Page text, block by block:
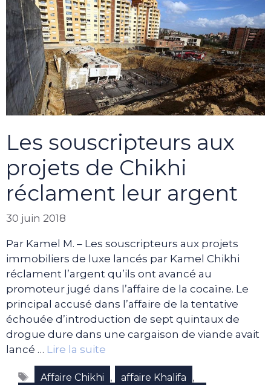
Les souscripteurs aux
projets de Chikhi
réclament leur argent
30 juin 2018
Par Kamel M. – Les souscripteurs aux projets
immobiliers de luxe lancés par Kamel Chikhi
réclament l’argent qu’ils ont avancé au
promoteur jugé dans l’affaire de la cocaïne. Le
principal accusé dans l’affaire de la tentative
échouée d’introduction de sept quintaux de
drogue dure dans une cargaison de viande avait
lancé … Lire la suite
Étiquettes
Affaire Chikhi , affaire Khalifa ,